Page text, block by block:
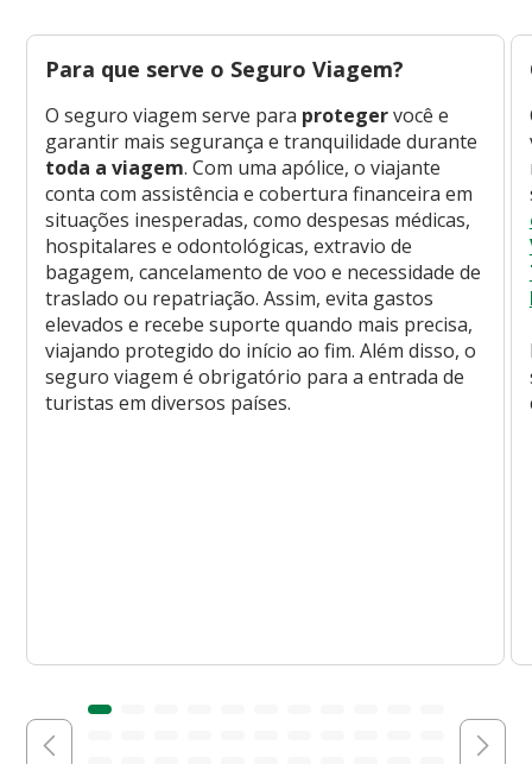
Para que serve o Seguro Viagem?
O seguro viagem serve para protegervocê e
garantir mais segurança e tranquilidade durante
toda a viagem. Com uma apólice, o viajante
conta com assistência e cobertura financeira em
situações inesperadas, como despesas médicas,
hospitalares e odontológicas, extravio de
bagagem, cancelamento de voo e necessidade de
traslado ou repatriação. Assim, evita gastos
elevados e recebe suporte quando mais precisa,
viajando protegido do início ao fim. Além disso, o
seguro viagem é obrigatório para a entrada de
turistas em diversos países.